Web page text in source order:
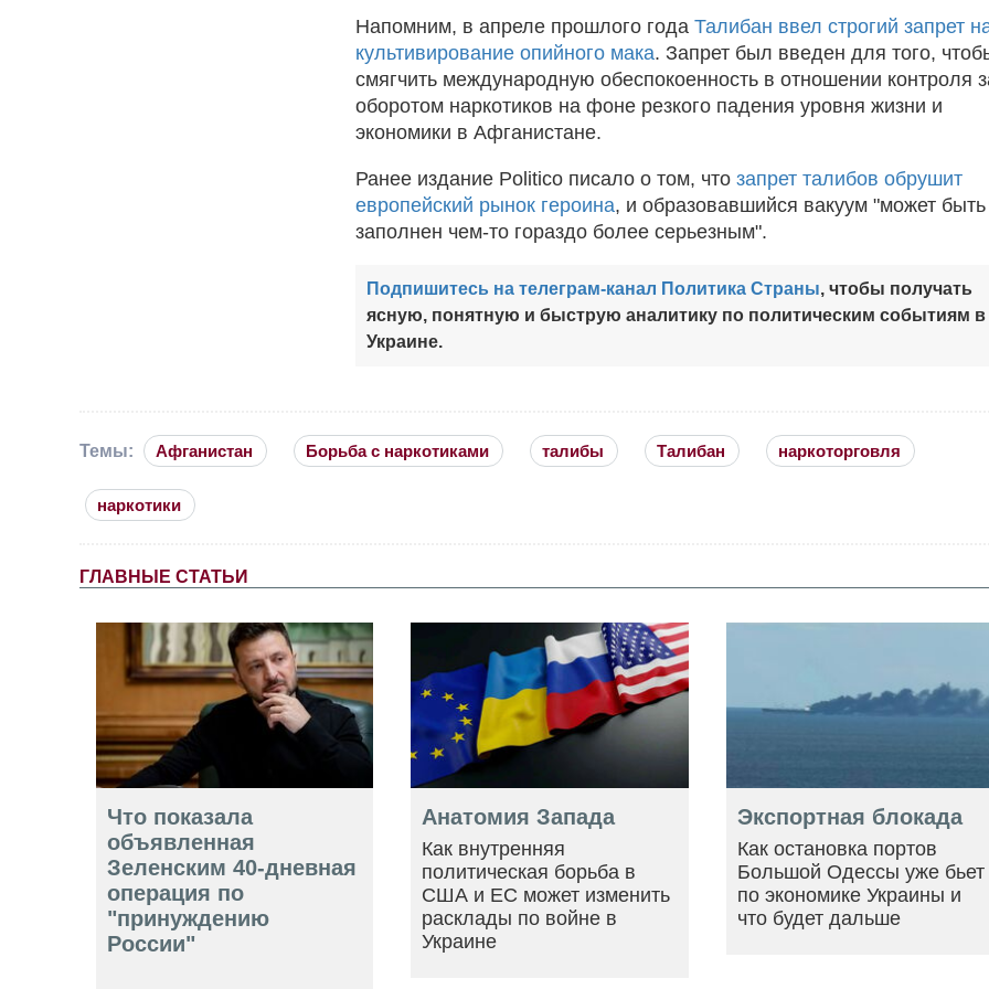
Напомним, в апреле прошлого года Талибан ввел строгий запрет
культивирование опийного мака. Запрет был введен для того,
смягчить международную обеспокоенность в отношении контроля
оборотом наркотиков на фоне резкого падения уровня жизни и
экономики в Афганистане.
Ранее издание Politico писало о том, что запрет талибов обрушит
европейский рынок героина, и образовавшийся вакуум "может быть
заполнен чем-то гораздо более серьезным".
Подпишитесь на телеграм-канал Политика Страны, чтобы получать
ясную, понятную и быструю аналитику по политическим событиям в
Украине.
Темы: Афганистан Борьба с наркотиками талибы Талибан наркоторговля
наркотики
ГЛАВНЫЕ СТАТЬИ
Что показала
объявленная
Зеленским 40-дневная
операция по
"принуждению
России"
Анатомия Запада
Как внутренняя
политическая борьба в
США и ЕС может изменить
расклады по войне в
Украине
Экспортная блокада
Как остановка портов
Большой Одессы уже бьет
по экономике Украины и
что будет дальше